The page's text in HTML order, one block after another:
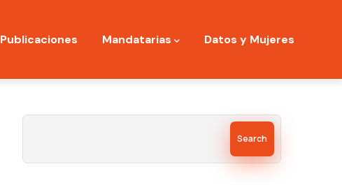
Publicaciones Mandatarias Datos y Mujeres